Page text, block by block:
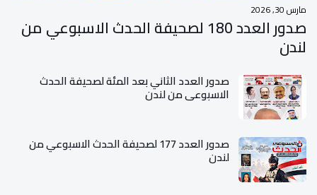
مارس 30, 2026
صدور العدد 180 لصحيفة الحدث الاسبوعي من
لندن
صدور العدد الثاني بعد المئة لصحيفة الحدث
الاسبوعي من لندن
صدور العدد 177 لصحيفة الحدث الاسبوعي من
لندن